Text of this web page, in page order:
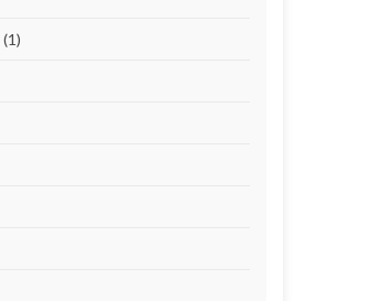
(1)